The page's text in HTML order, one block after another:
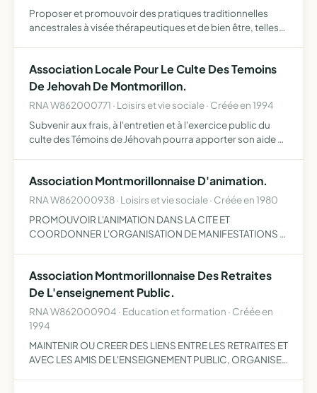
Proposer et promouvoir des pratiques traditionnelles
ancestrales à visée thérapeutiques et de bien être, telles
Association Locale Pour Le Culte Des Temoins
De Jehovah De Montmorillon.
RNA W862000771 · Loisirs et vie sociale · Créée en 1994
Subvenir aux frais, à l'entretien et à l'exercice public du
culte des Témoins de Jéhovah pourra apporter son aide et
Association Montmorillonnaise D'animation.
RNA W862000938 · Loisirs et vie sociale · Créée en 1980
PROMOUVOIR L'ANIMATION DANS LA CITE ET
COORDONNER L'ORGANISATION DE MANIFESTATIONS A
RASSEMBLANT LES MOYENS DE TOUTE NATURE Q…
Association Montmorillonnaise Des Retraites
De L'enseignement Public.
RNA W862000904 · Education et formation · Créée en
1994
MAINTENIR OU CREER DES LIENS ENTRE LES RETRAITES ET
AVEC LES AMIS DE L'ENSEIGNEMENT PUBLIC, ORGANISER